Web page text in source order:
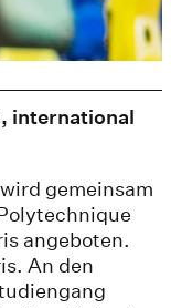
international
gemeinsam
angeboten.
An den